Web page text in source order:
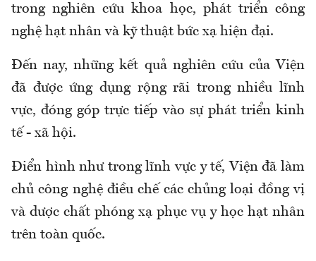
trong nghiên cứu khoa học, phát triển công
nghệ hạt nhân và kỹ thuật bức xạ hiện đại.
Đến nay, những kết quả nghiên cứu của Viện
đã được ứng dụng rộng rãi trong nhiều lĩnh
vực, đóng góp trực tiếp vào sự phát triển kinh
tế - xã hội.
Điển hình như trong lĩnh vực y tế, Viện đã làm
chủ công nghệ điều chế các chủng loại đồng vị
và dược chất phóng xạ phục vụ y học hạt nhân
trên toàn quốc.